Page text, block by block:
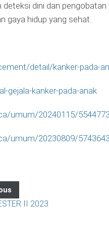
dini dan
gaya hidup yang sehat.
detail/kanker-pada-
gejala-kanker-pada-anak
umum/20240115/
umum/20230809/
II 2023